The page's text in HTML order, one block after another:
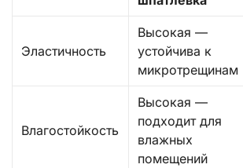
Эластичность
Высокая —
устойчива к
микротрещинам
Влагостойкость
Высокая —
подходит для
влажных
помещений